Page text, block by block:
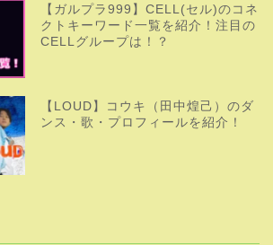
【ガルプラ999】CELL(セル)のコネ
クトキーワード一覧を紹介！注目の
CELLグループは！？
【LOUD】コウキ（田中煌己）のダ
ンス・歌・プロフィールを紹介！